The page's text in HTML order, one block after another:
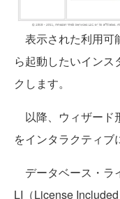
表示された利用可
ら起動したいインス
クします。
以降、ウィザード
をインタラクティブ
データベース・ラ
LI（License